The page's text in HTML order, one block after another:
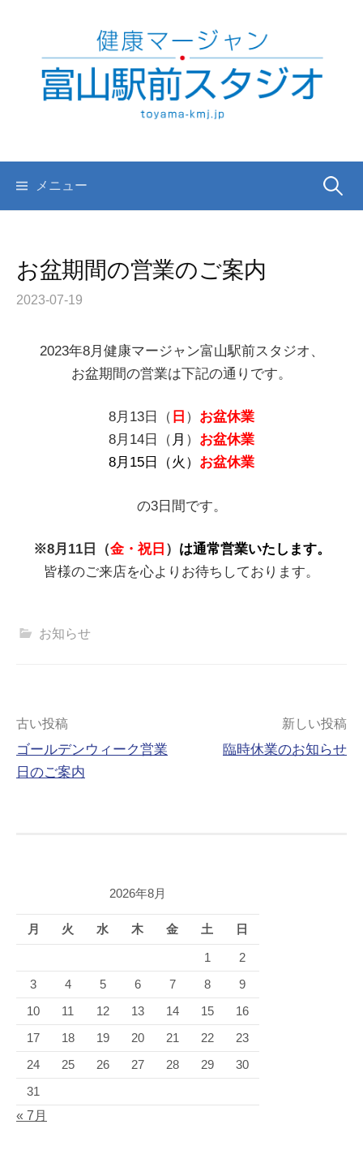
プ
メニュー 検
お盆期間の営業のご案内
2023-07-19
2023年8月健康マージャン富山駅前スタジオ、
お盆期間の営業は下記の通りです。
8月13日（ 日 ） お盆休業
8月14日（ 月 ） お盆休業
8月15日（火） お盆休業
の3日間です。
※8月11日（金・祝日 ） は通常営業いたします。
皆様のご来店を心よりお待ちしております。
お知らせ
投
稿
シ
ョ
ン
古い投稿
ゴールデンウィーク営業
日のご案内
新しい投稿
臨時休業のお知らせ
2026年8月
月 火 水 木 金 土 日
1 2
3 4 5 6 7 8 9
10 11 12 13 14 15 16
17 18 19 20 21 22 23
24 25 26 27 28 29 30
31
« 7月